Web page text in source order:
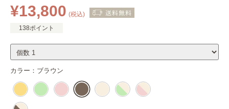
¥13,800 (税込)
138ポイント
カラー： ブラウン